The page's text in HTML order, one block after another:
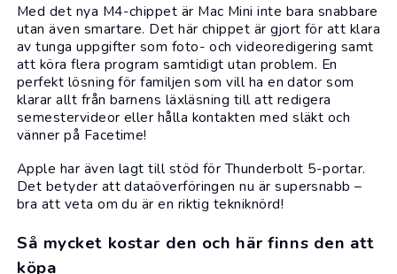
Med det nya M4-chippet är Mac Mini inte bara snabbare
utan även smartare. Det här chippet är gjort för att klara
av tunga uppgifter som foto- och videoredigering samt
att köra flera program samtidigt utan problem. En
perfekt lösning för familjen som vill ha en dator som
klarar allt från barnens läxläsning till att redigera
semestervideor eller hålla kontakten med släkt och
vänner på Facetime!
Apple har även lagt till stöd för Thunderbolt 5-portar.
Det betyder att dataöverföringen nu är supersnabb –
bra att veta om du är en riktig tekniknörd!
Så mycket kostar den och här finns den att
köpa